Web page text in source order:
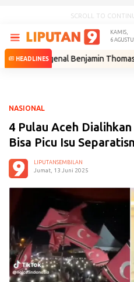
SCROLL TO
KAMIS,
6
HEADLINES
Benjamin Thomas Sigar,
NASIONAL
4 Pulau Aceh
Bisa Picu Isu
LIPUTANSEMBILAN
Jumat, 13 Juni 2025